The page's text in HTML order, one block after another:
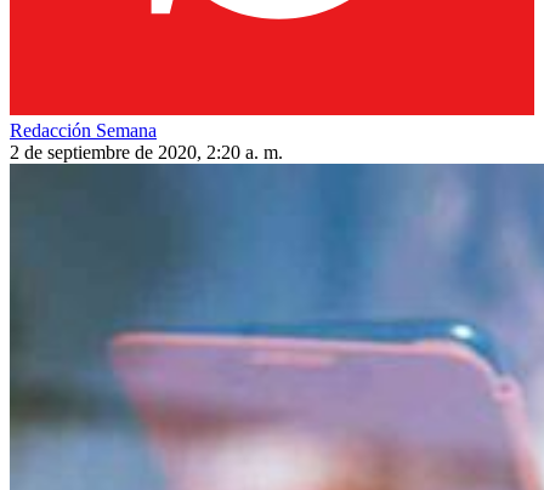
Redacción Semana
2 de septiembre de 2020, 2:20 a. m.